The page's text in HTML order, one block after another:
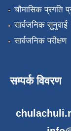
चौमासिक प्रगति
सार्वजनिक सुनुवाई
सार्वजनिक परीक्षण
सम्पर्क विवरण